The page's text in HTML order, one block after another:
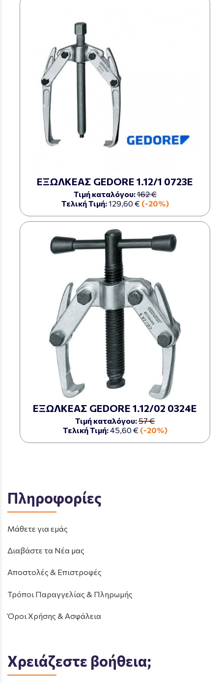
ΕΞΩΛΚΕΑΣ GEDORE 1.12/1 0723Ε
Τιμή καταλόγου:162 €
Τελική Τιμή:129,60 € (-20%)
ΕΞΩΛΚΕΑΣ GEDORE 1.12/02 0324Ε
Τιμή καταλόγου:57 €
Τελική Τιμή:45,60 € (-20%)
Πληροφορίες
Μάθετε για εμάς
Διαβάστε τα Νέα μας
Αποστολές & Επιστροφές
Τρόποι Παραγγελίας & Πληρωμής
Όροι Χρήσης & Ασφάλεια
Χρειάζεστε βοήθεια;